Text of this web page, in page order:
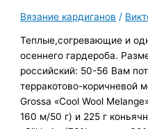
Вязание кардиганов /
Теплые,согревающие и
осеннего гардероба.
российский: 50-56 Вам
терракотово-коричневой
Grossa «Cool Wool
160 м/50 г) и 225 г